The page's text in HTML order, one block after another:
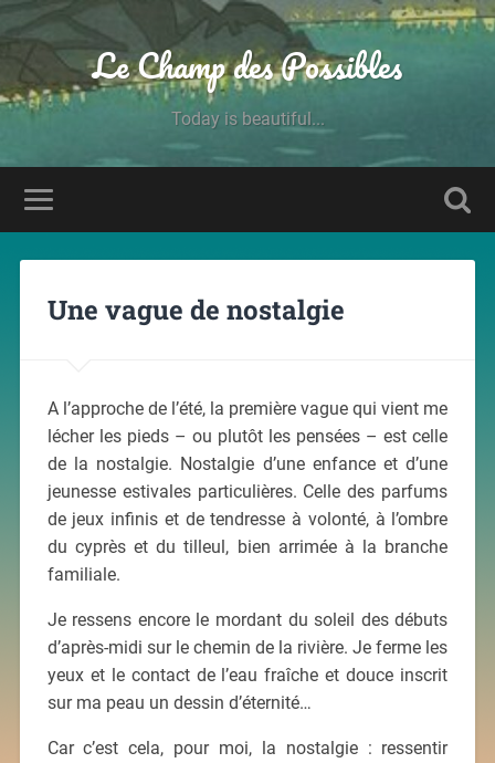
Le Champ des Possibles
Today is beautiful...
Une vague de nostalgie
A l’approche de l’été, la première vague qui vient me
lécher les pieds – ou plutôt les pensées – est celle
de la nostalgie. Nostalgie d’une enfance et d’une
jeunesse estivales particulières. Celle des parfums
de jeux infinis et de tendresse à volonté, à l’ombre
du cyprès et du tilleul, bien arrimée à la branche
familiale.
Je ressens encore le mordant du soleil des débuts
d’après-midi sur le chemin de la rivière. Je ferme les
yeux et le contact de l’eau fraîche et douce inscrit
sur ma peau un dessin d’éternité…
Car c’est cela, pour moi, la nostalgie : ressentir